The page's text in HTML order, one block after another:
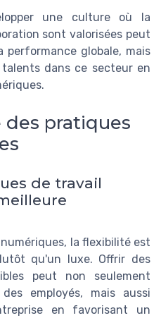
une culture où la
sont valorisées peut
performance globale, mais
dans ce secteur en
pratiques
de travail
la flexibilité est
qu'un luxe. Offrir des
peut non seulement
employés, mais aussi
en favorisant un